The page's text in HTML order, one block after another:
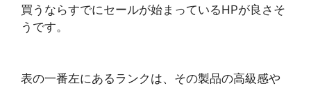
買うならすでにセールが始まっているHPが良さそ
うです。
表の一番左にあるランクは、その製品の高級感や